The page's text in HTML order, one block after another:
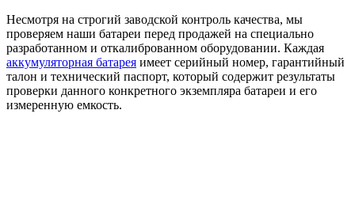
Несмотря на строгий заводской контроль качества, мы
проверяем наши батареи перед продажей на специально
разработанном и откалиброванном оборудовании. Каждая
аккумуляторная батарея имеет серийный номер, гарантийный
талон и технический паспорт, который содержит результаты
проверки данного конкретного экземпляра батареи и его
измеренную емкость.